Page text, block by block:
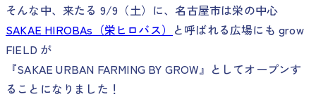
そんな中、来たる 9/9（土）に、名古屋市は栄の中心
SAKAE HIROBAs（栄ヒロバス） と呼ばれる広場にも grow
FIELD が
『SAKAE URBAN FARMING BY GROW』としてオープンす
ることになりました！